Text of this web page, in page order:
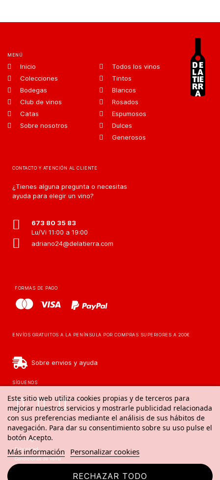
Este sitio web utiliza cookies propias y de terceros para
mejorar nuestros servicios y mostrarle publicidad relacionada
con sus preferencias mediante el análisis de sus hábitos de
navegación. Para dar su consentimiento sobre su uso pulse el
botón Acepto.
Más información Personalizar cookies
RECHAZAR TODO
MENÚ
Inicio
Colecciones
Bodegas
Club de vinos
Catas
Sobre nosotros
Todos los vinos
Tintos
Blancos
Rosados
Espumosos
Dulces
Generosos
CONTACTO Y ATENCIÓN AL CLIENTE
¿Tienes alguna pregunta o necesitas
ayuda para elegir un vino?
673 80 35 83
Lu/Vi 11:00 a 19:00
adriano24@delatierra.com
FORMAS DE PAGO
ENVÍOS GRATUITOS A LA PENÍNSULA POR COMPRAS SUPERIORES A 200€
Sobre envios y ayuda
SÍGUENOS
Aviso legal
Privacidad
Condiciones de venta